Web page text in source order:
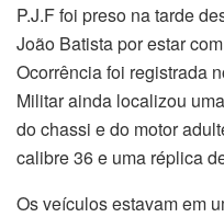
P.J.F foi preso na tarde
João Batista por estar
Ocorrência foi registrada
Militar ainda localizou
do chassi e do motor
calibre 36 e uma réplica
Os veículos estavam em